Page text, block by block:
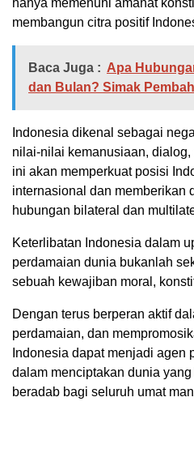
membangun citra positif
Baca Juga : Apa
dan Bulan? Simak
Indonesia dikenal sebagai
nilai-nilai kemanusiaan,
ini akan memperkuat posisi
internasional dan memberikan
hubungan bilateral dan
Keterlibatan Indonesia dalam
perdamaian dunia bukanlah
sebuah kewajiban moral,
Dengan terus berperan aktif
perdamaian, dan
Indonesia dapat menjadi agen
dalam menciptakan dunia
beradab bagi seluruh umat